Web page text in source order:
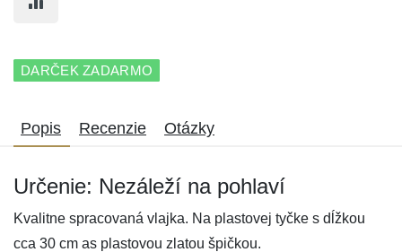
DARČEK ZADARMO
Popis Recenzie Otázky
Určenie: Nezáleží na pohlaví
Kvalitne spracovaná vlajka. Na plastovej tyčke s dĺžkou
cca 30 cm as plastovou zlatou špičkou.